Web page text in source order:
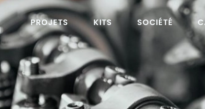
PROJETS KITS SOCIÉTÉ